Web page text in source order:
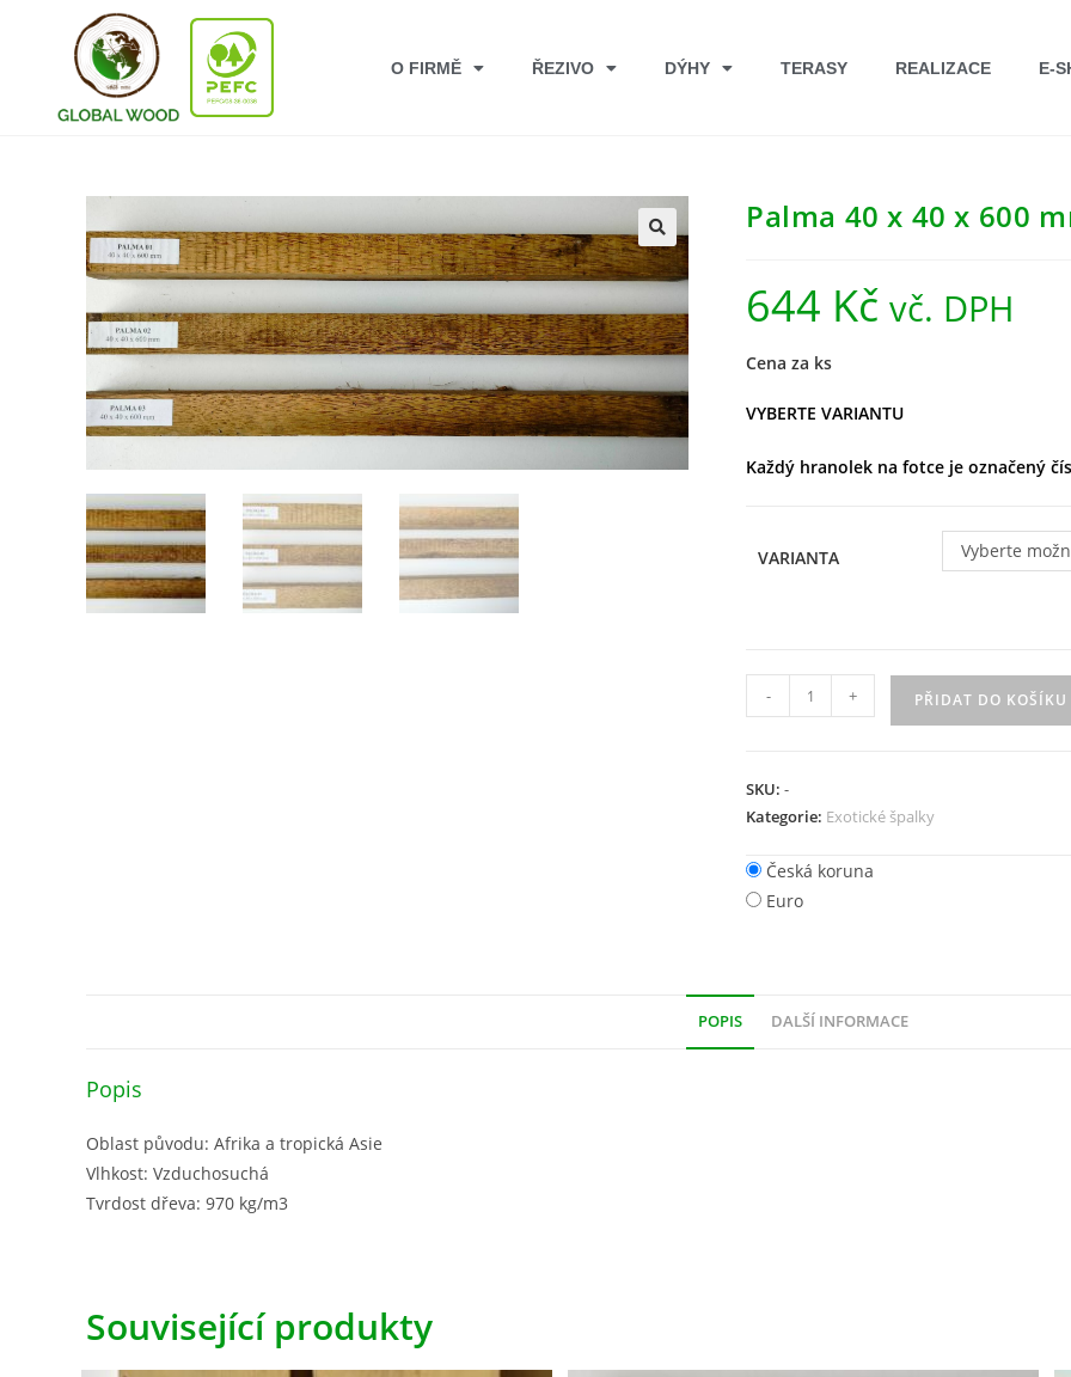
O FIRMĚ ŘEZIVO DÝHY TERASY REALIZACE E-
Palma 40 x 40 x 600
644 Kč vč. DPH
Cena za ks
VYBERTE VARIANTU
Každý hranolek na fotce je označený
VARIANTA Vyberte
- + PŘIDAT DO KOŠÍKU
SKU: -
Kategorie: Exotické špalky
Česká koruna
Euro
POPIS DALŠÍ INFORMACE
Popis
Oblast původu: Afrika a tropická Asie
Vlhkost: Vzduchosuchá
Tvrdost dřeva: 970 kg/m3
Související produkty